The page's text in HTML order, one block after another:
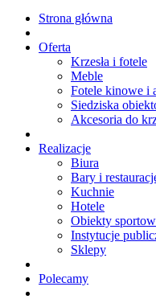
Strona główna
Oferta
Krzesła i fotele
Meble
Fotele kinowe i
Siedziska
Akcesoria do
Realizacje
Biura
Bary i
Kuchnie
Hotele
Obiekty
Instytucje
Sklepy
Polecamy